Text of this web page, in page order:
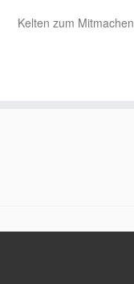
Kelten zum Mitmachen